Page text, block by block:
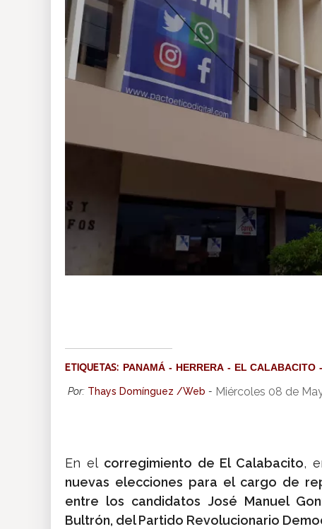
ETIQUETAS: PANAMÁ HERRERA EL CALABACITO
Por: Thays Domínguez /Web - Miércoles 08 de
En el corregimiento de El Calabacito,
nuevas elecciones para el cargo de
entre los candidatos José Manuel
Bultrón, del Partido Revolucionario